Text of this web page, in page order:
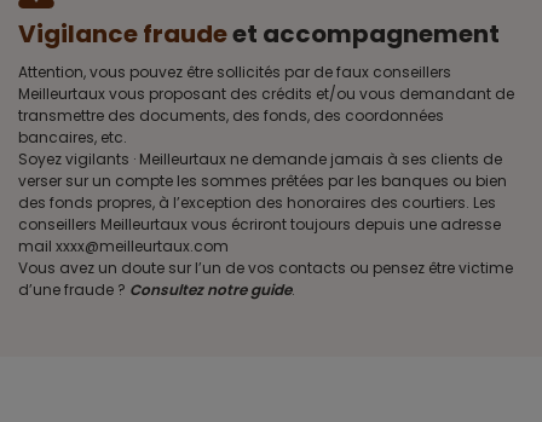
Vigilance fraudeet accompagnement
Attention, vous pouvez être sollicités par de faux conseillers
Meilleurtaux vous proposant des crédits et/ou vous demandant de
transmettre des documents, des fonds, des coordonnées
bancaires, etc.
Soyez vigilants · Meilleurtaux ne demande jamais à ses clients de
verser sur un compte les sommes prêtées par les banques ou bien
des fonds propres, à l’exception des honoraires des courtiers. Les
conseillers Meilleurtaux vous écriront toujours depuis une adresse
mail xxxx@meilleurtaux.com
Vous avez un doute sur l’un de vos contacts ou pensez être victime
d’une fraude ? Consultez notre guide.